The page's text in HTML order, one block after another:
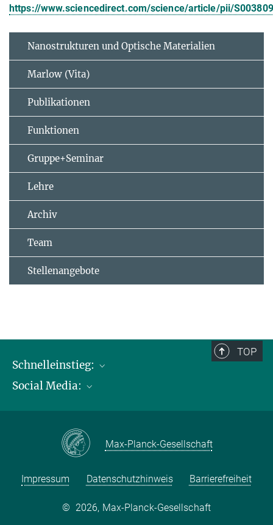
https://www.sciencedirect.com/science/article/pii/
Nanostrukturen und Optische Materialien
Marlow (Vita)
Publikationen
Funktionen
Gruppe+Seminar
Lehre
Archiv
Team
Stellenangebote
TOP
Schnelleinstieg:
Publikationen
Kontakt und Anfahrtsbeschreibung
Social Media:
Max-Planck-Gesellschaft
Impressum Datenschutzhinweis Barrierefreiheit
© 2026, Max-Planck-Gesellschaft